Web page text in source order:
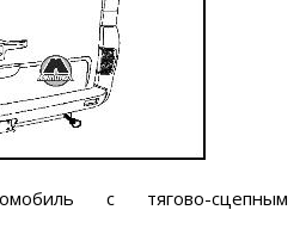
с тягово-сцепным